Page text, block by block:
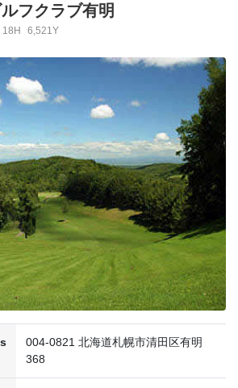
フクラブ有明
18H 6,521Y
004-0821 北海道札幌市清田区有明
368